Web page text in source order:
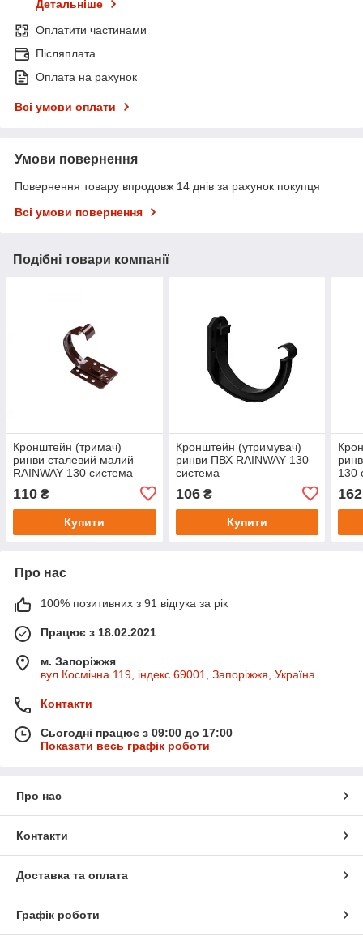
Детальніше
Оплатити частинами
Післяплата
Оплата на рахунок
Всі умови оплати
Умови повернення
Повернення товару впродовж 14 днів за рахунок покупця
Всі умови повернення
Подібні товари компанії
Кронштейн (тримач)
ринви сталевий малий
RAINWAY 130 система
110 ₴
Купити
Кронштейн (утримувач)
ринви ПВХ RAINWAY 130
система
106₴
Купити
130
162
Про нас
100% позитивних з 91 відгука за рік
Працює з 18.02.2021
м. Запоріжжя
вул Космічна 119, індекс 69001, Запоріжжя, Україна
Контакти
Сьогодні працює з 09:00 до 17:00
Показати весь графік роботи
Про нас
Контакти
Доставка та оплата
Графік роботи